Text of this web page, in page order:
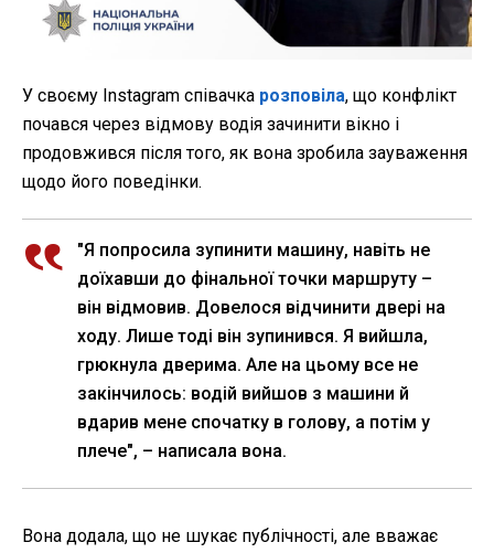
У своєму Instagram співачка розповіла, що конфлікт
почався через відмову водія зачинити вікно і
продовжився після того, як вона зробила зауваження
щодо його поведінки.
"Я попросила зупинити машину, навіть не
доїхавши до фінальної точки маршруту –
він відмовив. Довелося відчинити двері на
ходу. Лише тоді він зупинився. Я вийшла,
грюкнула дверима. Але на цьому все не
закінчилось: водій вийшов з машини й
вдарив мене спочатку в голову, а потім у
плече", – написала вона.
Вона додала, що не шукає публічності, але вважає